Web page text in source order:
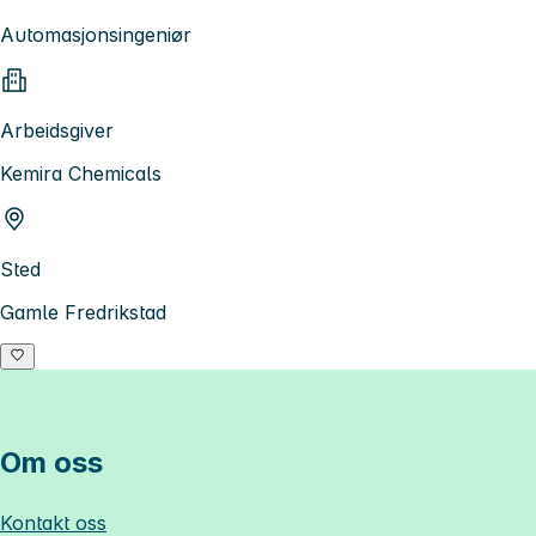
Automasjonsingeniør
Arbeidsgiver
Kemira Chemicals
Sted
Gamle Fredrikstad
Om oss
Kontakt oss